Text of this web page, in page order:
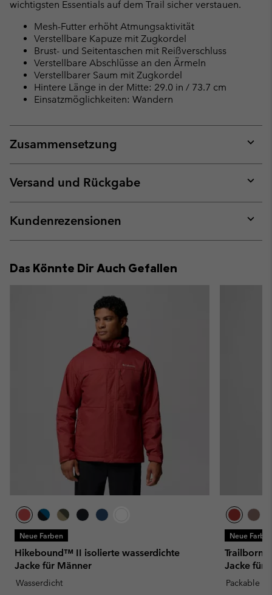
wichtigsten Essentials auf dem Trail sicher verstauen.
Mesh-Futter erhöht Atmungsaktivität
Verstellbare Kapuze mit Zugkordel
Brust- und Seitentaschen mit Reißverschluss
Verstellbare Abschlüsse an den Ärmeln
Verstellbarer Saum mit Zugkordel
Hintere Länge in der Mitte: 29.0 in / 73.7 cm
Einsatzmöglichkeiten: Wandern
Zusammensetzung
or
Versand und Rückgabe
or
Kundenrezensionen
or
Das Könnte Dir Auch Gefallen
Neue Farben
Hikebound™ II isolierte wasserdichte
Jacke für Männer
Wasserdicht
Neue
Jacke für
Packable